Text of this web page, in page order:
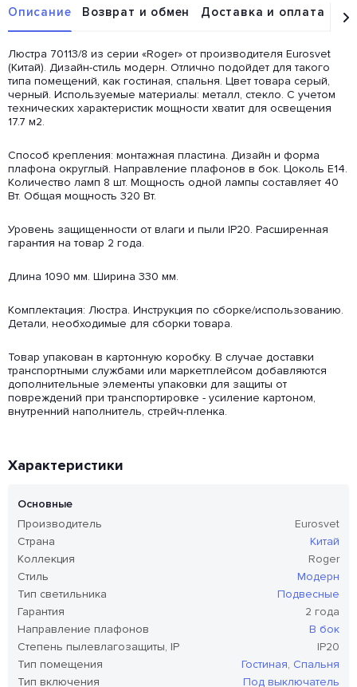
Описание Возврат и обмен Доставка и оплата
Люстра 70113/8 из серии «Roger» от производителя Eurosvet
(Китай). Дизайн-стиль модерн. Отлично подойдет для такого
типа помещений, как гостиная, спальня. Цвет товара серый,
черный. Используемые материалы: металл, стекло. С учетом
технических характеристик мощности хватит для освещения
17.7 м2.
Способ крепления: монтажная пластина. Дизайн и форма
плафона округлый. Направление плафонов в бок. Цоколь E14.
Количество ламп 8 шт. Мощность одной лампы составляет 40
Вт. Общая мощность 320 Вт.
Уровень защищенности от влаги и пыли IP20. Расширенная
гарантия на товар 2 года.
Длина 1090 мм. Ширина 330 мм.
Комплектация: Люстра. Инструкция по сборке/использованию.
Детали, необходимые для сборки товара.
Товар упакован в картонную коробку. В случае доставки
транспортными службами или маркетплейсом добавляются
дополнительные элементы упаковки для защиты от
повреждений при транспортировке - усиление картоном,
внутренний наполнитель, стрейч-пленка.
Характеристики
Основные
Производитель
Eurosvet
Страна
Китай
Коллекция
Roger
Стиль
Модерн
Тип светильника
Подвесные
Гарантия
2 года
Направление плафонов
В бок
Степень пылевлагозащиты, IP
IP20
Тип помещения
Гостиная, Спальня
Тип включения
Под выключатель